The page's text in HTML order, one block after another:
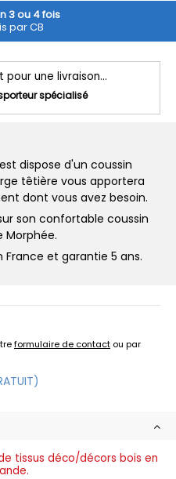
3 ou 4 fois
par CB
une livraison...
spécialisé
dispose d'un coussin
têtière vous apportera
dont vous avez besoin.
son confortable coussin
Morphée.
et garantie 5 ans.
formulaire de contact ou par
tissus déco/décors bois en